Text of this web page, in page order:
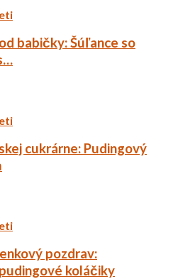
babičky: Šúľance so
cukrárne: Pudingový
pozdrav:
koláčiky